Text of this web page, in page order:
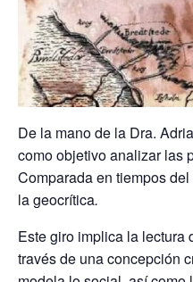
De la mano de la Dra.
como objetivo analizar las
Comparada en tiempos del
la geocrítica.
Este giro implica la lectura
través de una concepción